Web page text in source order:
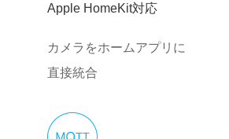
Apple HomeKit対応
カメラをホームアプリに
直接統合